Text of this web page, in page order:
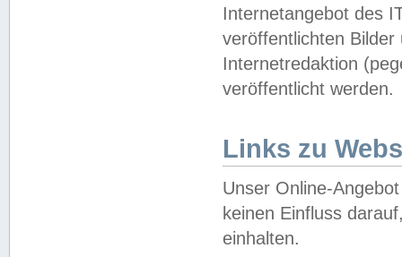
Internetangebot des
veröffentlichten
Internetredaktion
veröffentlicht werden.
Links zu
Unser Online-
keinen Einfluss
einhalten.